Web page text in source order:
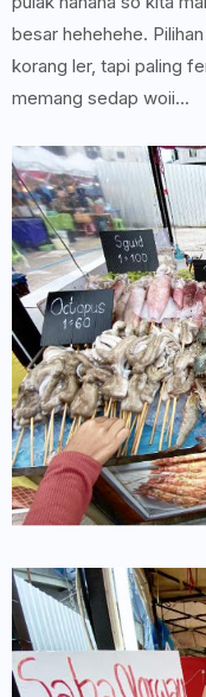
besar hehehehe.
korang ler, tapi paling
memang sedap woii...